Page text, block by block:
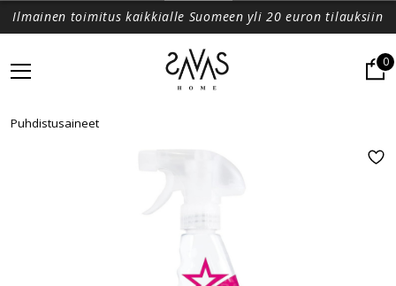
Ilmainen toimitus kaikkialle Suomeen yli 20 euron tilauksiin
0
Puhdistusaineet